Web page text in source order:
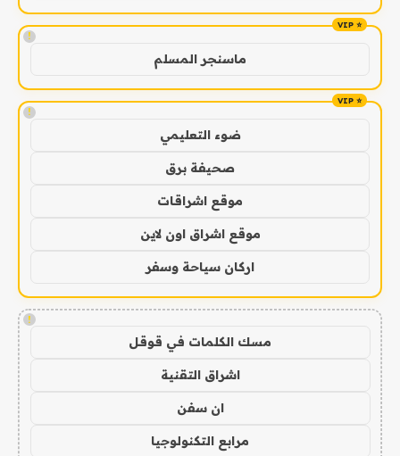
!
ماسنجر المسلم
!
ضوء التعليمي
صحيفة برق
موقع اشراقات
موقع اشراق اون لاين
اركان سياحة وسفر
!
مسك الكلمات في قوقل
اشراق التقنية
ان سفن
مرابع التكنولوجيا